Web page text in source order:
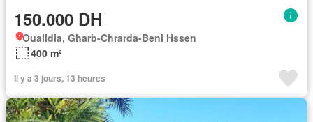
150.000 DH
Oualidia, Gharb-Chrarda-Beni Hssen
400 m²
Il y a 3 jours, 13 heures